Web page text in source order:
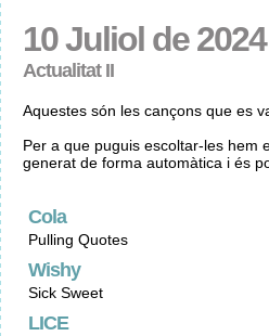
10 Juliol de 2024
Actualitat II
Aquestes són les cançons que es
Per a que puguis escoltar-les hem
generat de forma automàtica i és
Cola
Pulling Quotes
Wishy
Sick Sweet
LICE